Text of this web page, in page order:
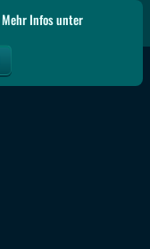
Mehr Infos unter